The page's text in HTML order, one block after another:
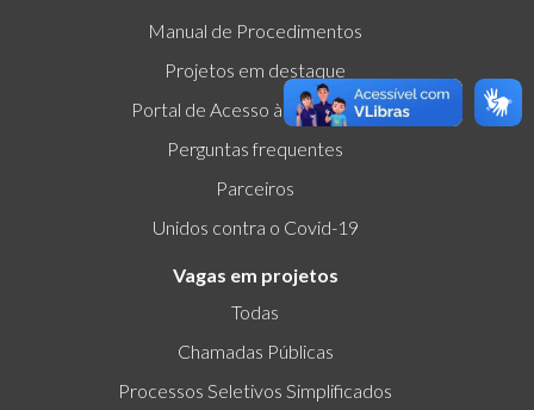
Manual de Procedimentos
Projetos em destaque
Portal de Acesso à Informação
Perguntas frequentes
Parceiros
Unidos contra o Covid-19
Vagas em projetos
Todas
Chamadas Públicas
Processos Seletivos Simplificados